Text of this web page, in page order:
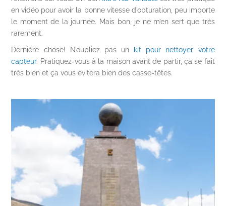
en vidéo pour avoir la bonne vitesse d’obturation, peu importe
le moment de la journée. Mais bon, je ne m’en sert que très
rarement.
Dernière chose! N’oubliez pas un
kit pour nettoyer votre
capteur. Pratiquez-vous à la maison avant de partir, ça se fait
très bien et ça vous évitera bien des casse-têtes.